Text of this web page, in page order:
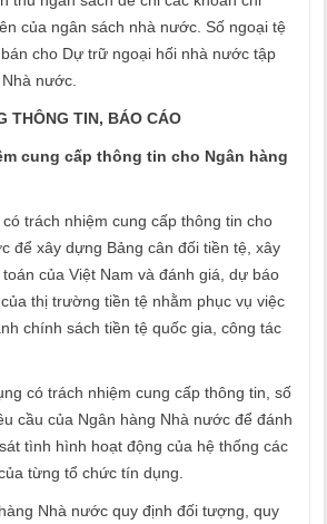
của ngân sách nhà nước. Số ngoại tệ
cho Dự trữ ngoại hối nhà nước tập
nước.
THÔNG TIN, BÁO CÁO
cung cấp thông tin cho Ngân hàng
trách nhiệm cung cấp thông tin cho
để xây dựng Bảng cân đối tiền tệ, xây
của Việt Nam và đánh giá, dự báo
thị trường tiền tệ nhằm phục vụ việc
chính sách tiền tệ quốc gia, công tác
có trách nhiệm cung cấp thông tin, số
cầu của Ngân hàng Nhà nước để đánh
tình hình hoạt động của hệ thống các
từng tổ chức tín dụng.
Nhà nước quy định đối tượng, quy